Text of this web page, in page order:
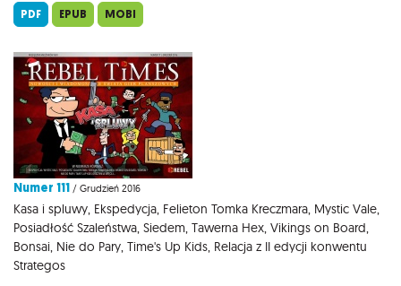
PDF EPUB MOBI
Numer 111 / Grudzień 2016
Kasa i spluwy, Ekspedycja, Felieton Tomka Kreczmara, Mystic Vale,
Posiadłość Szaleństwa, Siedem, Tawerna Hex, Vikings on Board,
Bonsai, Nie do Pary, Time's Up Kids, Relacja z II edycji konwentu
Strategos